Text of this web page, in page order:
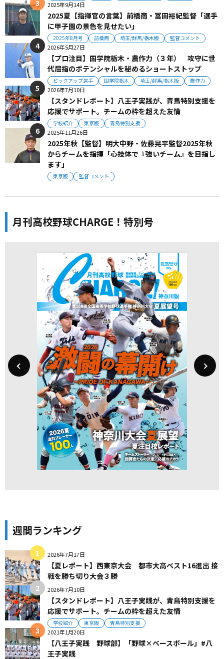
2025年9月14日
2025夏【指揮官の言葉】前橋商・冨田裕紀監督「選手
に甲子園の景色を見せたい」
2025年8月号 前橋商 埼玉/群馬/栃木版 監督コメント
2026年5月27日
【プロ注目】国学院栃木・農作力（３年） 攻守に世
代屈指のポテンシャルを秘めるショートストップ
ピックアップ選手 国学院栃木 埼玉/群馬/栃木版 農作力
2026年7月10日
【スタンドレポート】八王子実践が、青鳥特別支援を
応援でサポート。チームの枠を超えた友情
学校紹介 東京版 青鳥特別支援
2025年11月26日
2025年秋【監督】明大中野・佐藤晃平監督2025年秋
からチームを指揮「心技体で『強いチーム』を目指し
ます」
東京版 監督コメント
月刊高校野球CHARGE！特別号
週間ランキング
2026年7月17日
【夏レポート】西東京大会 都市大高ベスト16進出 接
戦を勝ち切り大会３勝
2026年7月10日
【スタンドレポート】八王子実践が、青鳥特別支援を
応援でサポート。チームの枠を超えた友情
学校紹介 東京版 青鳥特別支援
2021年1月20日
【八王子実践 野球部】「野球×ベースボール」#八
王子実践